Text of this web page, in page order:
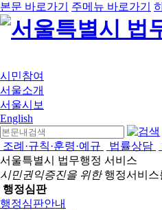
본문 바로가기 주메뉴 바로가기
시민참여
서울소개
서울시보
English
조례·규칙·훈령·예규 법률상담
서울특별시 법무행정 서비스
시민권익증진을 위한행정서비스
행정심판
행정심판안내